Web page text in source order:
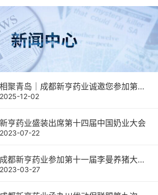
相聚青岛｜成都新亨药业诚邀您参加第二十二届中国畜牧业博览会
2025-12-02
新亨药业盛装出席第十四届中国奶业大会
2023-07-22
成都新亨药业参加第十一届李曼养猪大会暨世界猪业博览会取得圆满成功
2023-03-27